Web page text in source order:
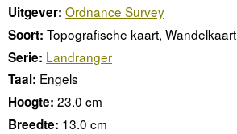
Uitgever: Ordnance Survey
Soort: Topografische kaart, Wandelkaart
Serie: Landranger
Taal: Engels
Hoogte: 23.0 cm
Breedte: 13.0 cm